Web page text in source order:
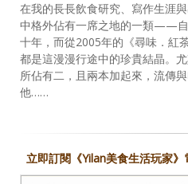
在我的長長飲食研究、寫作生涯
中格外佔有一席之地的一類——
十年，而從2005年的《尋味．紅
都是這漫漫行途中的珍貴結晶。
所佔有二，且兩本加起來，流傳
他……
立即訂閱《Yilan美食生活玩家》